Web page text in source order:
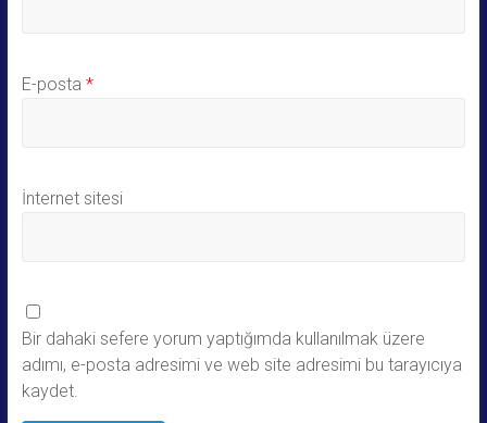
E-posta *
İnternet sitesi
Bir dahaki sefere yorum yaptığımda kullanılmak üzere
adımı, e-posta adresimi ve web site adresimi bu tarayıcıya
kaydet.